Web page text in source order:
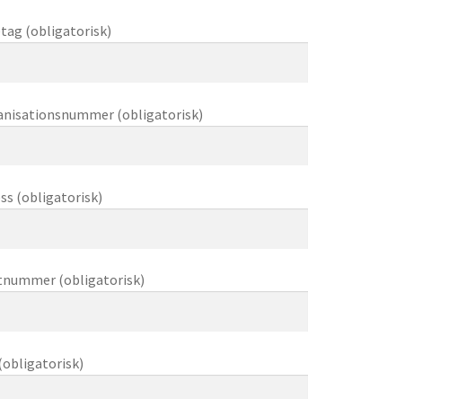
(obligatorisk)
(obligatorisk)
(obligatorisk)
(obligatorisk)